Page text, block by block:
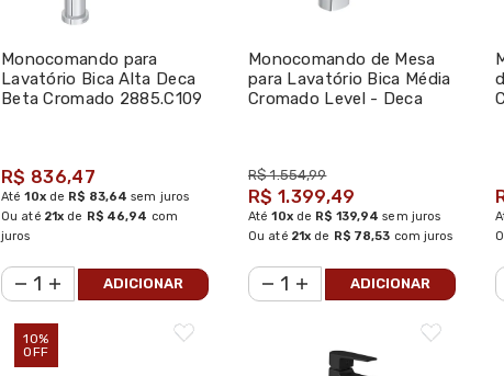
Monocomando para
Lavatório Bica Alta Deca
Beta Cromado 2885.C109
R$ 836,47
Até10xde R$ 83,64 sem juros
Ou até 21x de R$ 46,94 com
juros
ADICIONAR
Monocomando de Mesa
para Lavatório Bica Média
Cromado Level - Deca
R$ 1.554,99
R$ 1.399,49
Até10xde R$ 139,94 sem juros
Ou até 21x de R$ 78,53 com juros
ADICIONAR
10%
OFF